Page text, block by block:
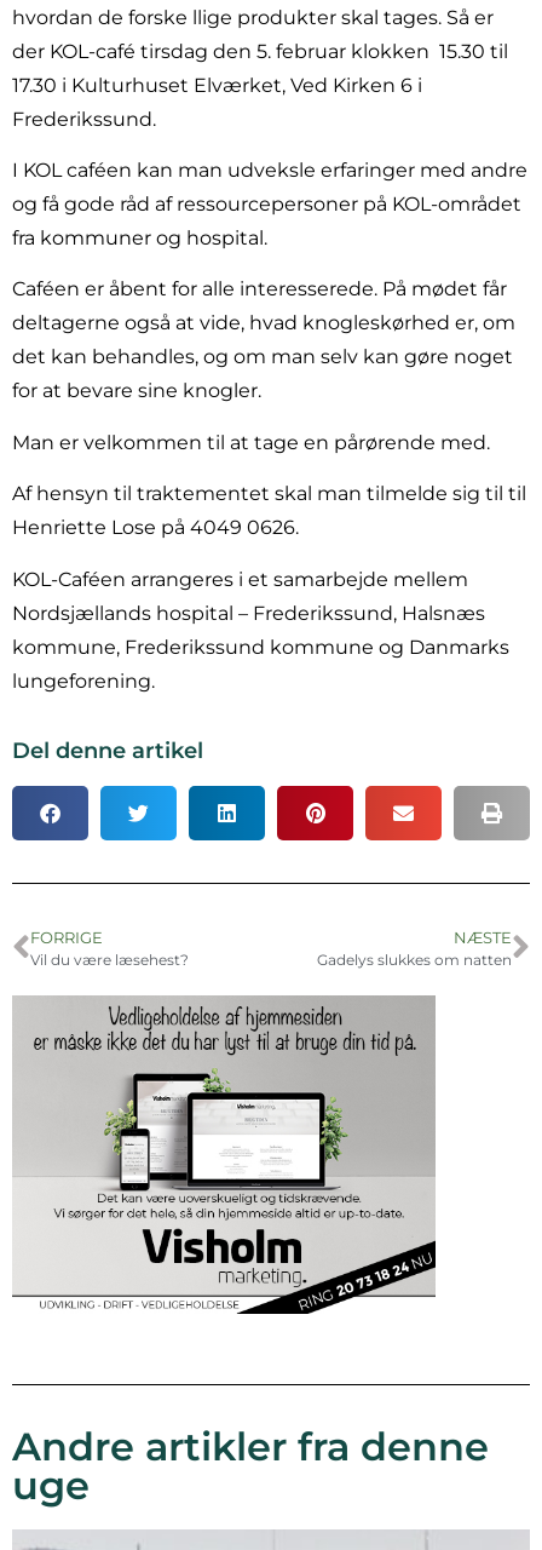
hvordan de forske llige produkter skal tages. Så er
der KOL-café tirsdag den 5. februar klokken 15.30 til
17.30 i Kulturhuset Elværket, Ved Kirken 6 i
Frederikssund.
I KOL caféen kan man udveksle erfaringer med andre
og få gode råd af ressourcepersoner på KOL-området
fra kommuner og hospital.
Caféen er åbent for alle interesserede. På mødet får
deltagerne også at vide, hvad knogleskørhed er, om
det kan behandles, og om man selv kan gøre noget
for at bevare sine knogler.
Man er velkommen til at tage en pårørende med.
Af hensyn til traktementet skal man tilmelde sig til til
Henriette Lose på 4049 0626.
KOL-Caféen arrangeres i et samarbejde mellem
Nordsjællands hospital – Frederikssund, Halsnæs
kommune, Frederikssund kommune og Danmarks
lungeforening.
Del denne artikel
FORRIGE
Vil du være læsehest?
NÆSTE
Gadelys slukkes om natten
Andre artikler fra denne
uge